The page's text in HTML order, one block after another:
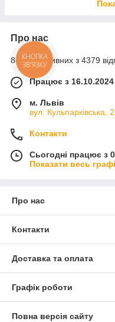
Про нас
84% позитивних з 4379
Працює з 16.10.2024
м. Львів
вул. Кульпарківська,
Контакти
Сьогодні працює з
Показати весь
Про нас
Контакти
Доставка та оплата
Графік роботи
Повна версія сайту
КНОПКА
ЗВ'ЯЗКУ